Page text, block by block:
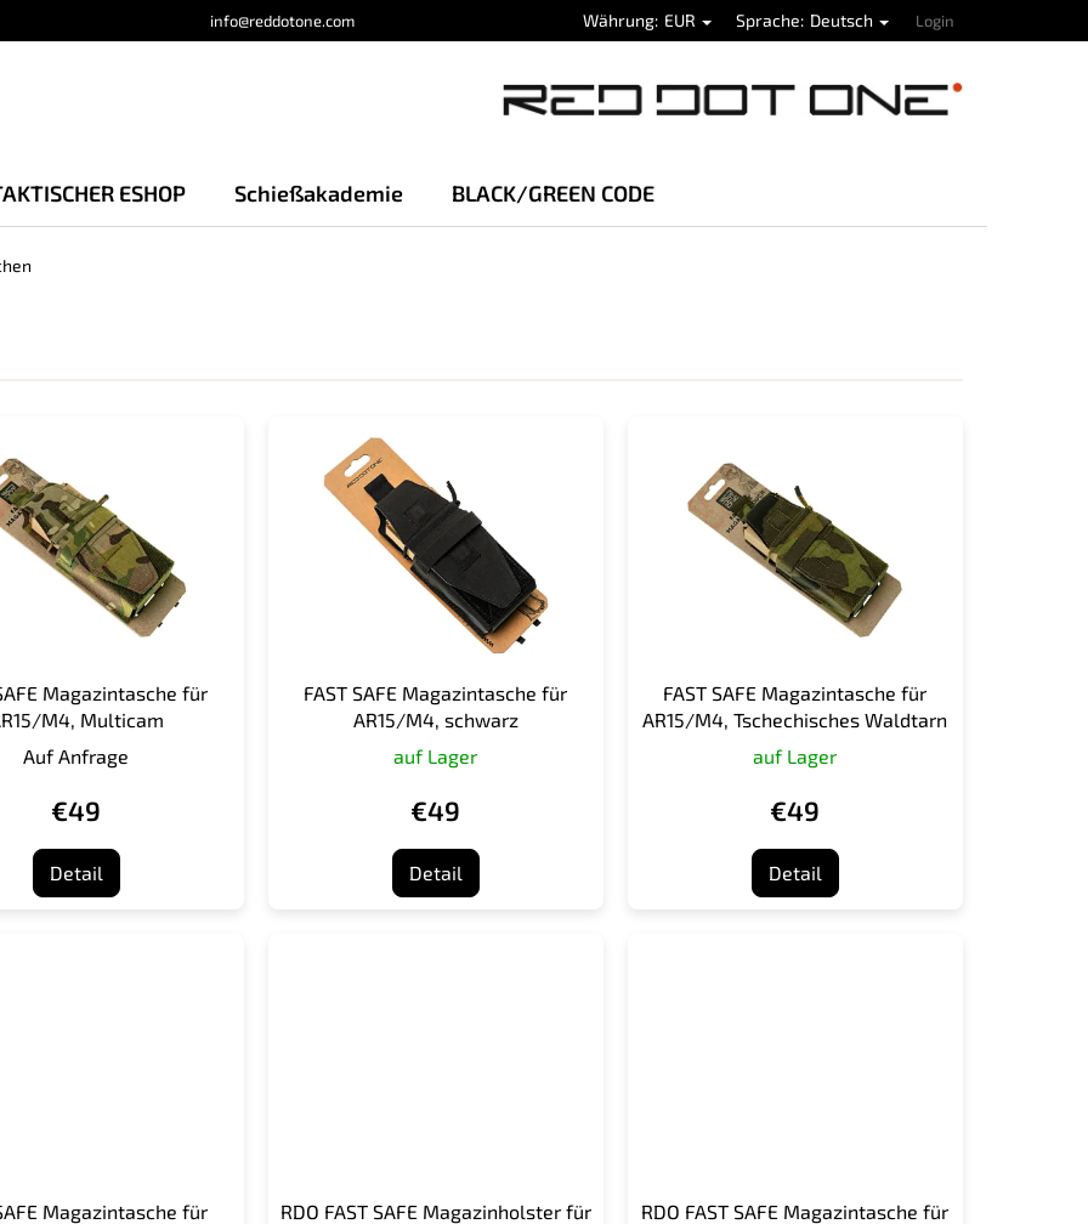
info@reddotone.com Währung EUR Sprache Deutsch Login
ESHOP Schießakademie BLACK/GREEN CODE
Magazintasche für
M4, Multicam
Auf Anfrage
€49
Detail
FAST SAFE Magazintasche für
AR15/M4, schwarz
auf Lager
€49
Detail
FAST SAFE Magazintasche für
AR15/M4, Tschechisches Waldtarn
auf Lager
€49
Detail
Magazintasche für
RDO FAST SAFE Magazinholster für
RDO FAST SAFE Magazintasche für